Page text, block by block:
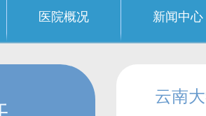
医院概况 新闻中心
云南